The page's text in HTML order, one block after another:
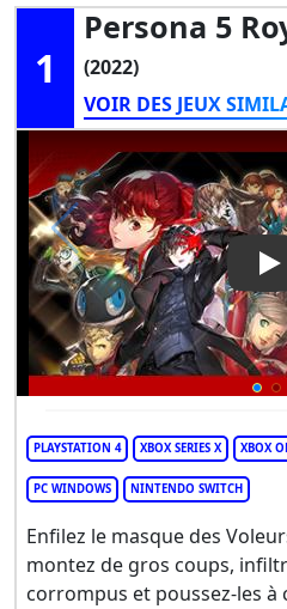
1
Persona 5
(2022)
VOIR DES JEUX
PLAYSTATION 4 XBOX SERIES X XBOX
PC WINDOWS NINTENDO SWITCH
Enfilez le masque des
montez de gros coups,
corrompus et poussez-les à